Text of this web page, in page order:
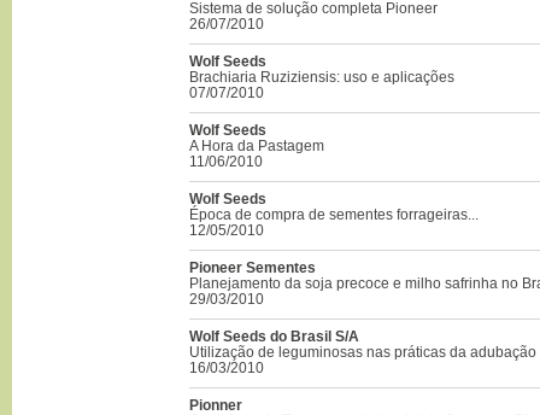
Sistema de solução completa Pioneer
26/07/2010
Wolf Seeds
Brachiaria Ruziziensis: uso e aplicações
07/07/2010
Wolf Seeds
A Hora da Pastagem
11/06/2010
Wolf Seeds
Época de compra de sementes forrageiras...
12/05/2010
Pioneer Sementes
Planejamento da soja precoce e milho safrinha no
29/03/2010
Wolf Seeds do Brasil S/A
Utilização de leguminosas nas práticas da
16/03/2010
Pionner